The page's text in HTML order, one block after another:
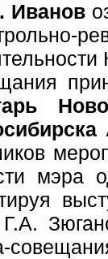
Иванов
мэра